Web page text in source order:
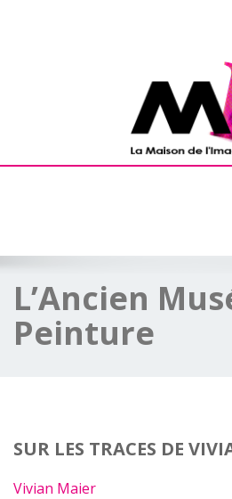
L’Ancien
Peinture
SUR LES TRACES DE
Vivian Maier